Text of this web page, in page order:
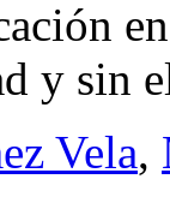
y sin
Vela,